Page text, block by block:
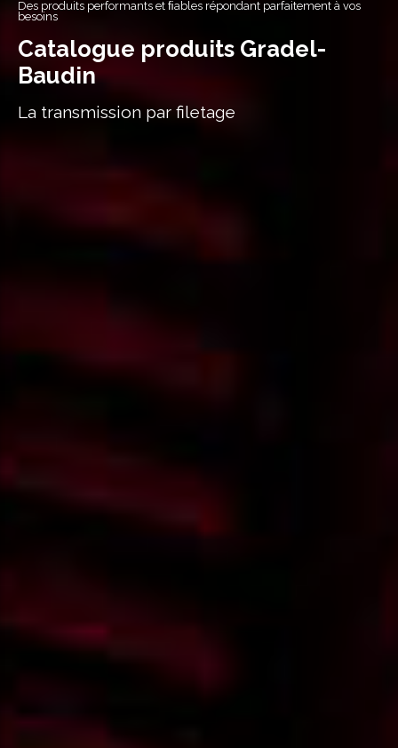
Des produits performants et ﬁables répondant parfaitement à vos
besoins
Catalogue produits Gradel-
Baudin
La transmission par filetage